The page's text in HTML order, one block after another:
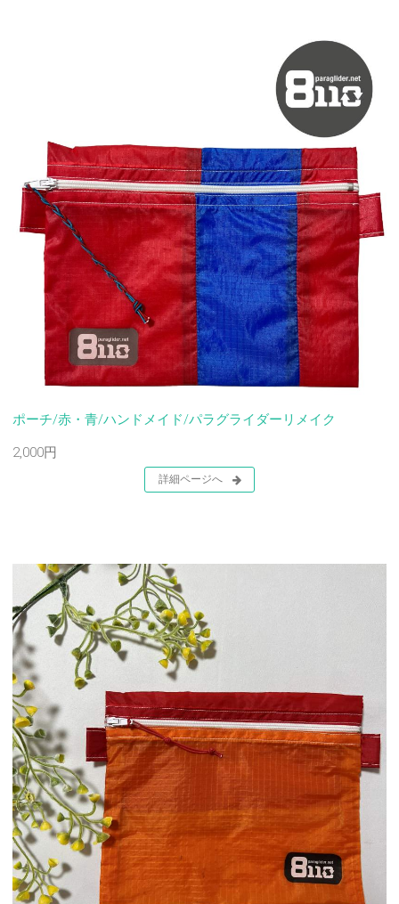
ポーチ/赤・青/ハンドメイド/パラグライダーリメイク
2,000円
詳細ページへ